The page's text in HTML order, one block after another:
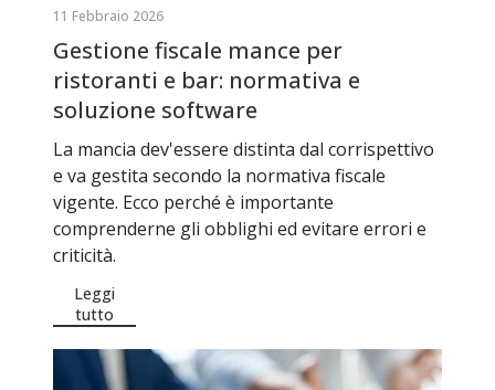
11 Febbraio 2026
Gestione fiscale mance per
ristoranti e bar: normativa e
soluzione software
La mancia dev'essere distinta dal corrispettivo
e va gestita secondo la normativa fiscale
vigente. Ecco perché è importante
comprenderne gli obblighi ed evitare errori e
criticità.
Leggi
tutto